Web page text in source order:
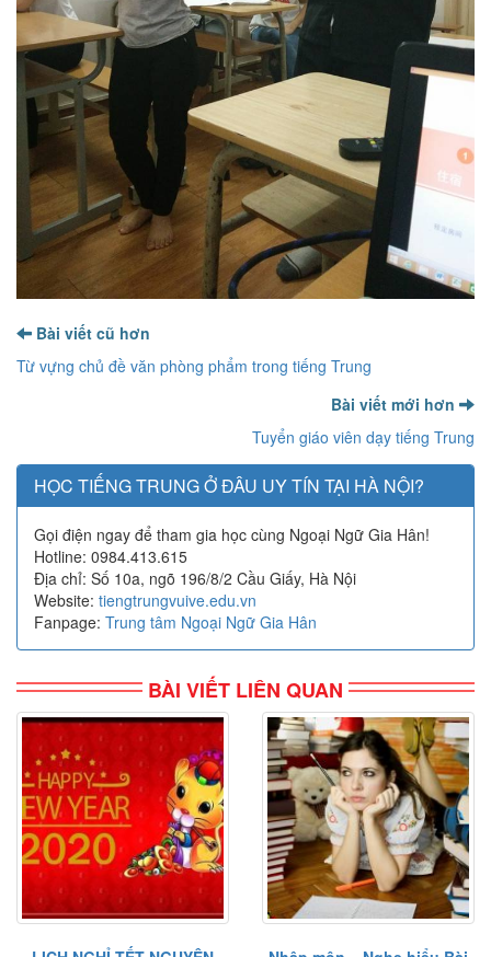
Bài viết cũ hơn
Từ vựng chủ đề văn phòng phẩm trong tiếng Trung
Bài viết mới hơn
Tuyển giáo viên dạy tiếng Trung
HỌC TIẾNG TRUNG Ở ĐÂU UY TÍN TẠI HÀ NỘI?
Gọi điện ngay để tham gia học cùng Ngoại Ngữ Gia Hân!
Hotline: 0984.413.615
Địa chỉ: Số 10a, ngõ 196/8/2 Cầu Giấy, Hà Nội
Website: tiengtrungvuive.edu.vn
Fanpage: Trung tâm Ngoại Ngữ Gia Hân
BÀI VIẾT LIÊN QUAN